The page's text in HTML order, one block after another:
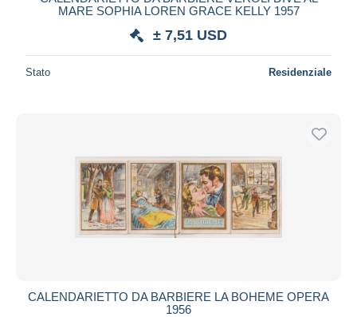
MARE SOPHIA LOREN GRACE KELLY 1957
± 7,51 USD
Stato Residenziale
CALENDARIETTO DA BARBIERE LA BOHEME OPERA
1956